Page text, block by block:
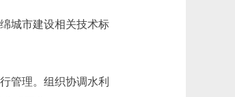
城市建设相关技术标
管理。组织协调水利